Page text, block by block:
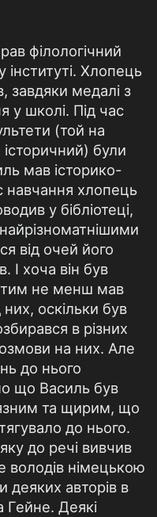
філологічний
інституті. Хлопець
завдяки медалі з
у школі. Під час
(той на
були
мав історико-
навчання хлопець
у бібліотеці,
від очей його
І хоча він був
тим не менш мав
оскільки був
в різних
на них. Але
до нього
що Василь був
та щирим, що
до нього.
до речі вивчив
володів німецькою
деяких авторів в
Гейне. Деякі